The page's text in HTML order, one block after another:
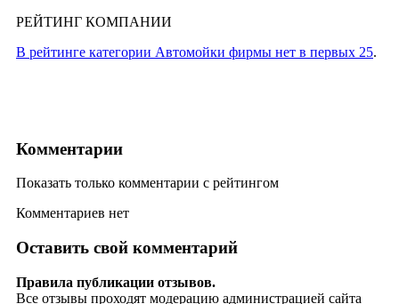
РЕЙТИНГ КОМПАНИИ
В рейтинге категории Автомойки фирмы нет в первых 25.
Комментарии
Показать только комментарии с рейтингом
Комментариев нет
Оставить свой комментарий
Правила публикации отзывов.
Все отзывы проходят модерацию администрацией сайта